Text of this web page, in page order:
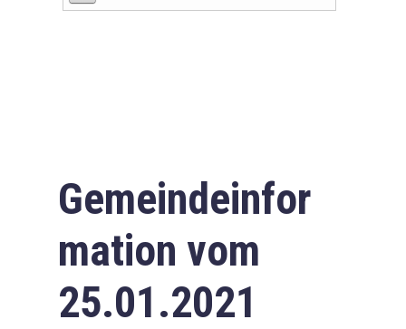
Gemeindeinfor
mation vom
25.01.2021